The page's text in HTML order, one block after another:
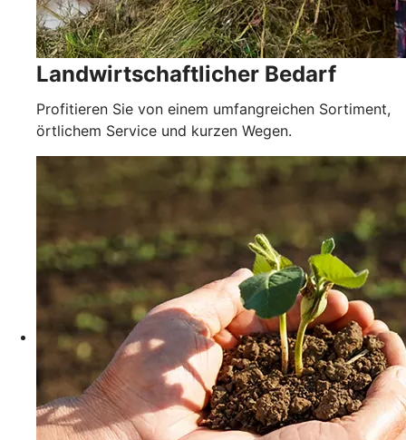
Landwirtschaftlicher Bedarf
Profitieren Sie von einem umfangreichen Sortiment,
örtlichem Service und kurzen Wegen.